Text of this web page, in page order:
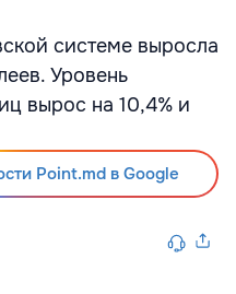
системе выросла
Уровень
вырос на 10,4% и
Point.md в Google